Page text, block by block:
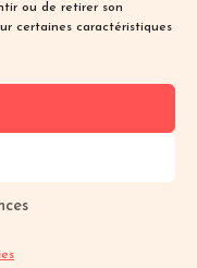
ou de retirer son
certaines caractéristiques
blog sont ma
les droits
ou totale sans
de Cookies